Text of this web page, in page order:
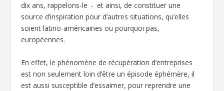
dix ans, rappelons-le - et ainsi, de constituer une
source d’inspiration pour d’autres situations, qu’elles
soient latino‑américaines ou pourquoi pas,
européennes.
En effet, le phénomène de récupération d’entreprises
est non seulement loin d’être un épisode éphémère, il
est aussi susceptible d’essaimer, pour reprendre une